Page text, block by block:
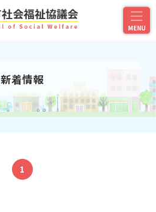
新着情報
1